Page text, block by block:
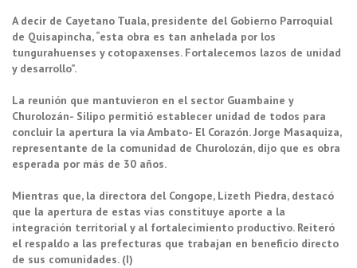
A decir de Cayetano Tuala, presidente del Gobierno Parroquial
de Quisapincha, “esta obra es tan anhelada por los
tungurahuenses y cotopaxenses. Fortalecemos lazos de unidad
y desarrollo”.
La reunión que mantuvieron en el sector Guambaine y
Churolozán- Silipo permitió establecer unidad de todos para
concluir la apertura la vía Ambato- El Corazón. Jorge Masaquiza,
representante de la comunidad de Churolozán, dijo que es obra
esperada por más de 30 años.
Mientras que, la directora del Congope, Lizeth Piedra, destacó
que la apertura de estas vías constituye aporte a la
integración territorial y al fortalecimiento productivo. Reiteró
el respaldo a las prefecturas que trabajan en beneficio directo
de sus comunidades. (I)